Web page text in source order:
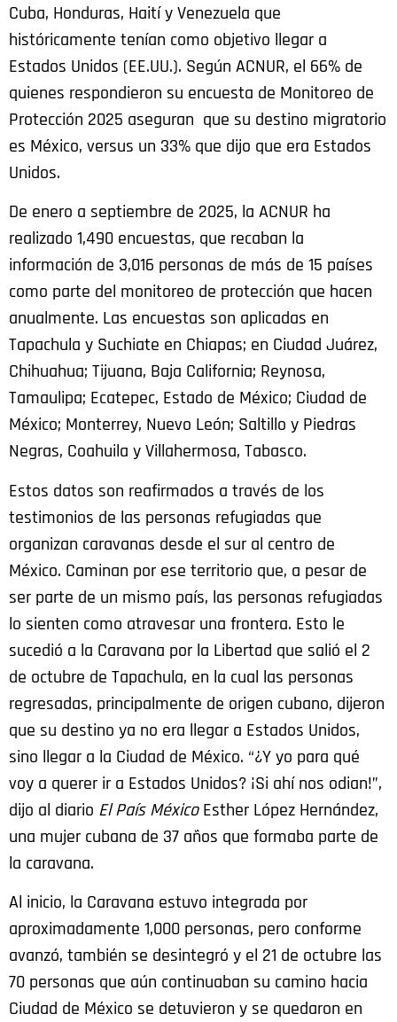
Cuba, Honduras, Haití y Venezuela que
históricamente tenían como objetivo llegar a
Estados Unidos (EE.UU.). Según ACNUR, el 66% de
quienes respondieron su encuesta de Monitoreo de
Protección 2025 aseguran que su destino migratorio
es México, versus un 33% que dijo que era Estados
Unidos.
De enero a septiembre de 2025, la ACNUR ha
realizado 1,490 encuestas, que recaban la
información de 3,016 personas de más de 15 países
como parte del monitoreo de protección que hacen
anualmente. Las encuestas son aplicadas en
Tapachula y Suchiate en Chiapas; en Ciudad Juárez,
Chihuahua; Tijuana, Baja California; Reynosa,
Tamaulipa; Ecatepec, Estado de México; Ciudad de
México; Monterrey, Nuevo León; Saltillo y Piedras
Negras, Coahuila y Villahermosa, Tabasco.
Estos datos son reafirmados a través de los
testimonios de las personas refugiadas que
organizan caravanas desde el sur al centro de
México. Caminan por ese territorio que, a pesar de
ser parte de un mismo país, las personas refugiadas
lo sienten como atravesar una frontera. Esto le
sucedió a la Caravana por la Libertad que salió el 2
de octubre de Tapachula, en la cual las personas
regresadas, principalmente de origen cubano, dijeron
que su destino ya no era llegar a Estados Unidos,
sino llegar a la Ciudad de México. “¿Y yo para qué
voy a querer ir a Estados Unidos? ¡Si ahí nos odian!”,
dijo al diario El País MéxicoEsther López Hernández,
una mujer cubana de 37 años que formaba parte de
la caravana.
Al inicio, la Caravana estuvo integrada por
aproximadamente 1,000 personas, pero conforme
avanzó, también se desintegró y el 21 de octubre las
70 personas que aún continuaban su camino hacia
Ciudad de México se detuvieron y se quedaron en